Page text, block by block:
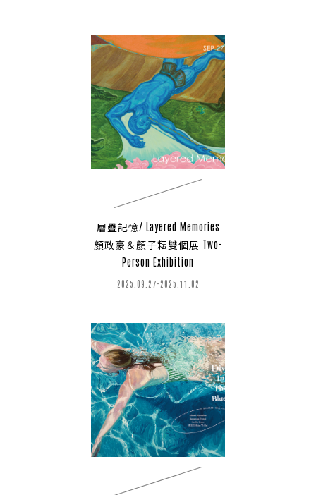
層疊記憶/ Layered Memories
顏政豪＆顏子耘雙個展 Two-
Person Exhibition
2025.09.27-2025.11.02